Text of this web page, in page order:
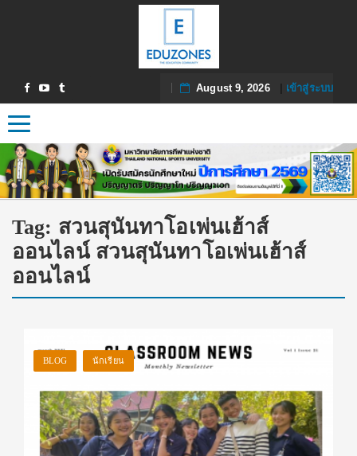
August 9, 2026| เข้าสู่ระบบ
Toggle navigation
Tag: สวนสุนันทาโอเพ่นเฮ้าส์
ออนไลน์ สวนสุนันทาโอเพ่นเฮ้าส์
ออนไลน์
BLOG นักเรียน